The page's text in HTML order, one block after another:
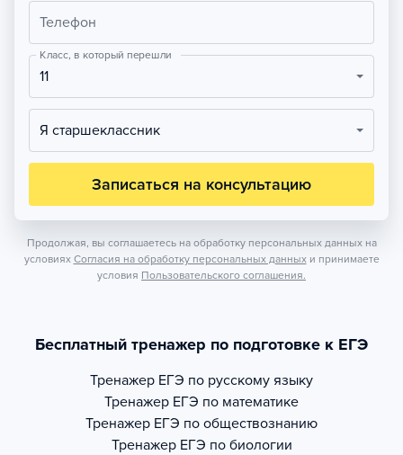
Телефон
Класс, в который перешли
11
Я старшеклассник
Записаться на консультацию
Продолжая, вы соглашаетесь на обработку персональных данных на
условиях Согласия на обработку персональных данных и принимаете
условия Пользовательского соглашения.
Бесплатный тренажер по подготовке к ЕГЭ
Тренажер ЕГЭ по русскому языку
Тренажер ЕГЭ по математике
Тренажер ЕГЭ по обществознанию
Тренажер ЕГЭ по биологии